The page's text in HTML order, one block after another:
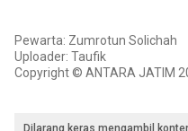
Pewarta: Zumrotun Solichah
Uploader: Taufik
Copyright © ANTARA JATIM
Dilarang keras mengambil